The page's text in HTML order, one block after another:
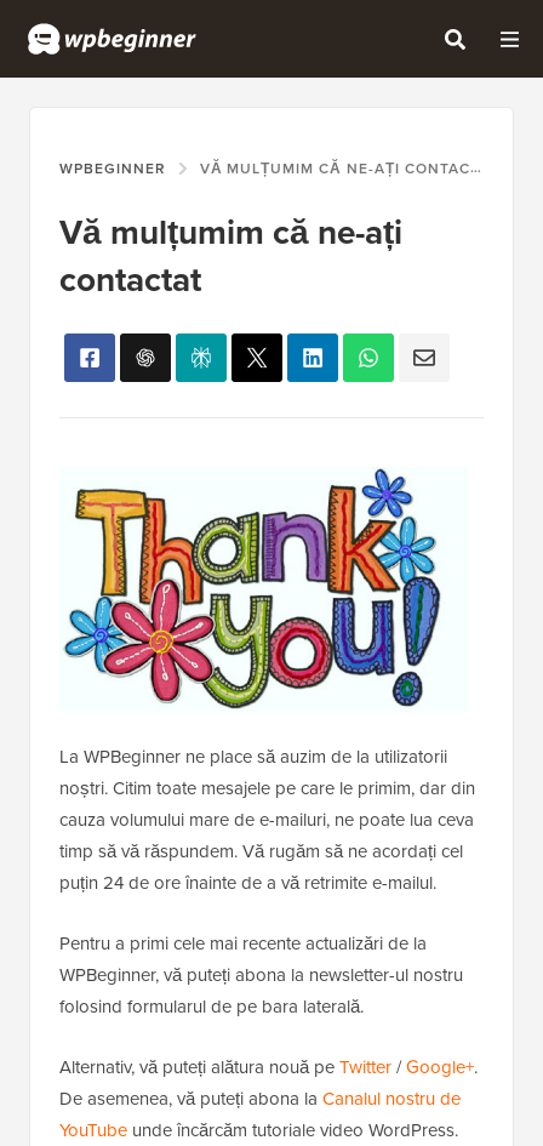
WPBEGINNER VĂ MULȚUMIM CĂ NE-AȚI CONTACTAT
Vă mulțumim că ne-ați
contactat
La WPBeginner ne place să auzim de la utilizatorii
noștri. Citim toate mesajele pe care le primim, dar din
cauza volumului mare de e-mailuri, ne poate lua ceva
timp să vă răspundem. Vă rugăm să ne acordați cel
puțin 24 de ore înainte de a vă retrimite e-mailul.
Pentru a primi cele mai recente actualizări de la
WPBeginner, vă puteți abona la newsletter-ul nostru
folosind formularul de pe bara laterală.
Alternativ, vă puteți alătura nouă peTwitter/Google+.
De asemenea, vă puteți abona la Canalul nostru de
YouTube unde încărcăm tutoriale video WordPress.